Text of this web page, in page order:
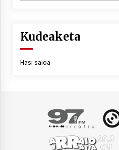
Kudeaketa
Hasi saioa